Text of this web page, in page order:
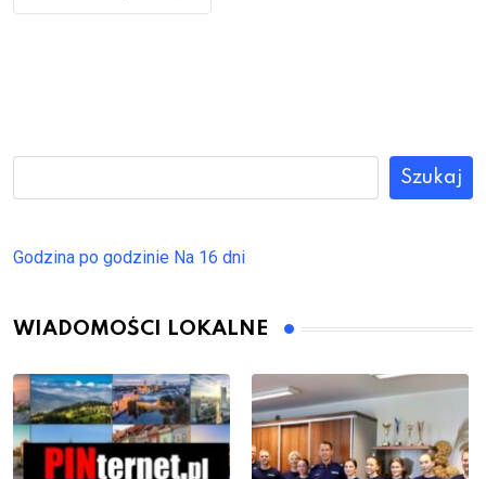
Szukaj
Godzina po godzinie Na 16 dni
WIADOMOŚCI LOKALNE